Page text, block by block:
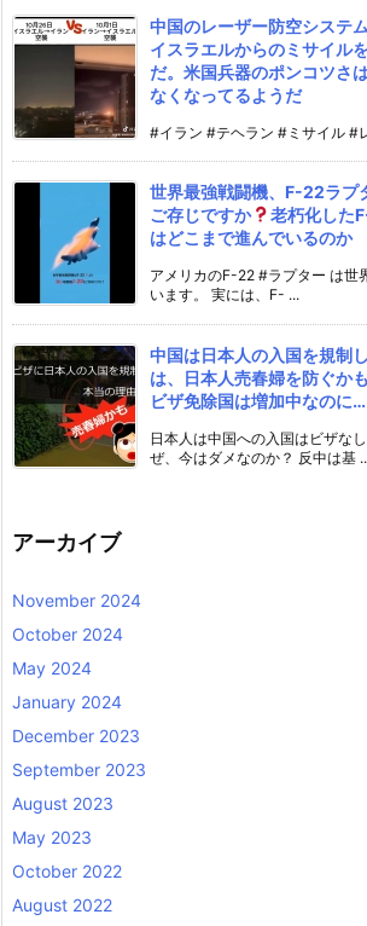
中国のレーザー防空システ
イスラエルからのミサイル
だ。米国兵器のポンコツさ
なくなってるようだ
#イラン #テヘラン #ミサイル #
世界最強戦闘機、F-22ラプ
ご存じですか
老朽化した
はどこまで進んでいるのか
アメリカのF-22 #ラプター は世
います。 実には、F- ...
中国は日本人の入国を規制
は、日本人売春婦を防ぐか
ビザ免除国は増加中なのに…
日本人は中国への入国はビザな
ぜ、今はダメなのか？ 反中は基
アーカイブ
November 2024
October 2024
May 2024
January 2024
December 2023
September 2023
August 2023
May 2023
October 2022
August 2022